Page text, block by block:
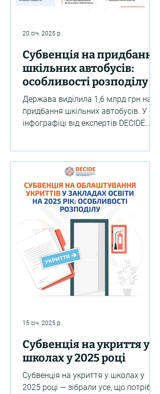
Субвенція на придбання
шкільних автобусів:
особливості розподілу та
використання
Держава виділила 1,6 млрд грн на
придбання шкільних автобусів. У
інфографіці від експертів DECIDE
20 січ. 2025 р.
Субвенція на укриття у
школах у 2025 році
Субвенція на укриття у школах у
2025 році — зібрали усе, що потрібно
15 січ. 2025 р.